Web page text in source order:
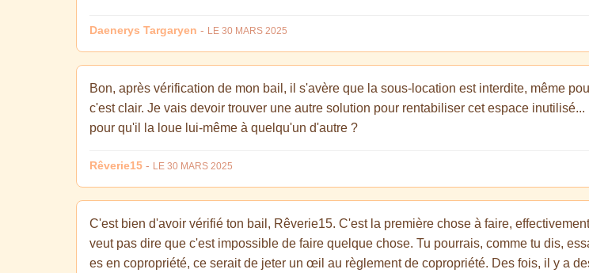
Daenerys Targaryen - LE 30 MARS 2025
Bon, après vérification de mon bail, il s'avère que la sous-location est interdite, même
c'est clair. Je vais devoir trouver une autre solution pour rentabiliser cet espace
pour qu'il la loue lui-même à quelqu'un d'autre ?
Rêverie15 - LE 30 MARS 2025
C'est bien d'avoir vérifié ton bail, Rêverie15. C'est la première chose à faire,
veut pas dire que c'est impossible de faire quelque chose. Tu pourrais, comme tu dis,
es en copropriété, ce serait de jeter un œil au règlement de copropriété. Des fois, il y a